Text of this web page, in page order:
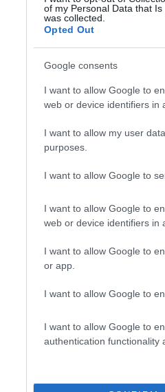
of my Personal Data that
was collected.
Opted Out
Google consents
I want to allow Google to
web or device identifiers in
I want to allow my user
purposes.
I want to allow Google to
I want to allow Google to
web or device identifiers in
I want to allow Google to
or app.
I want to allow Google to
I want to allow Google to
authentication functionality
ΥΓΕΙΑ
2 Το τρόφιμο που
θωρακίζει
οστά σε κάθε
δεν είναι το